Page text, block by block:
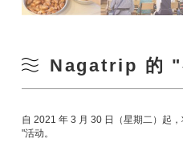
Nagatrip 的 "
自 2021 年 3 月 30 日（星期二）起
"活动。